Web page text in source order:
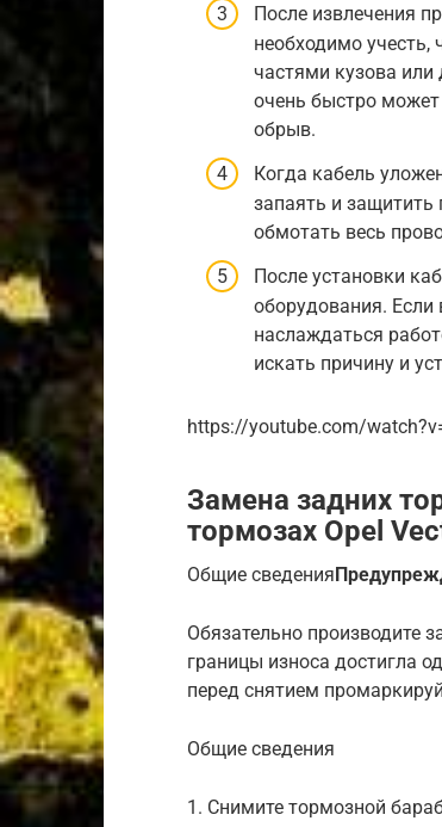
После извлечения
необходимо
частями кузова
очень быстро может
обрыв.
Когда кабель
запаять и
обмотать весь
После установки
оборудования. Если
наслаждаться
искать причину и
https://youtube.com/
Замена задних
тормозах Opel
Общие сведения
Обязательно производите
границы износа достигла
перед снятием
Общие сведения
1. Снимите тормозной